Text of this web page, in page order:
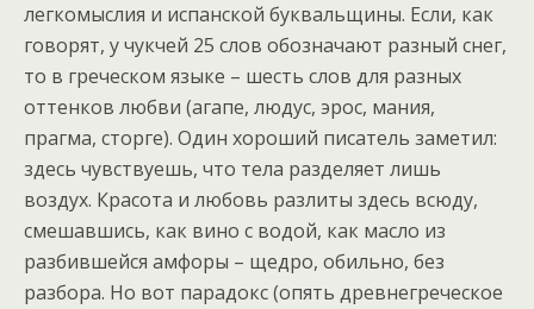
легкомыслия и испанской буквальщины. Если, как
говорят, у чукчей 25 слов обозначают разный снег,
то в греческом языке – шесть слов для разных
оттенков любви (агапе, людус, эрос, мания,
прагма, сторге). Один хороший писатель заметил:
здесь чувствуешь, что тела разделяет лишь
воздух. Красота и любовь разлиты здесь всюду,
смешавшись, как вино с водой, как масло из
разбившейся амфоры – щедро, обильно, без
разбора. Но вот парадокс (опять древнегреческое